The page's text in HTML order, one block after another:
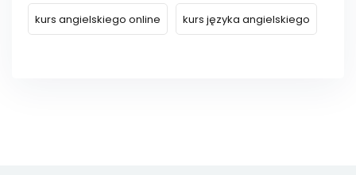
kurs angielskiego online kurs języka angielskiego